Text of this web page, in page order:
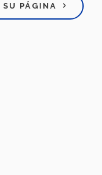
PÁGINA